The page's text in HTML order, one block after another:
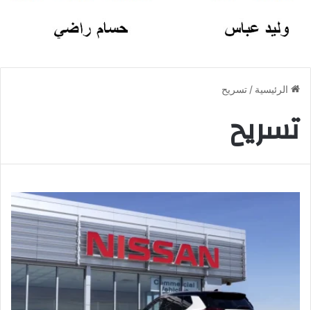
الرئيسية / تسريح
تسريح